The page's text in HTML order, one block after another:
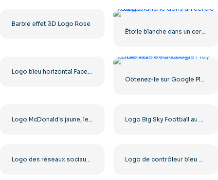
Barbie effet 3D Logo Rose
Étoile blanche dans un cercle rouge